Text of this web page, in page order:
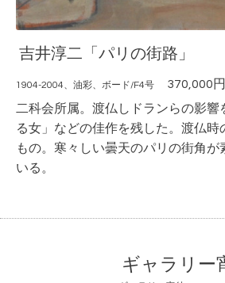
吉井淳二「パリの街路」
1904-2004、油彩、ボード/F4号
370,000円
二科会所属。渡仏しドランらの影響
る女」などの佳作を残した。渡仏
もの。寒々しい曇天のパリの街角が
いる。
ギャラリー